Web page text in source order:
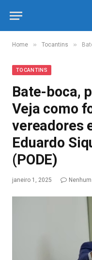
Home » Tocantins » Bate-
TOCANTINS
Bate-boca,
Veja como
vereadores
Eduardo
(PODE)
janeiro 1, 2025